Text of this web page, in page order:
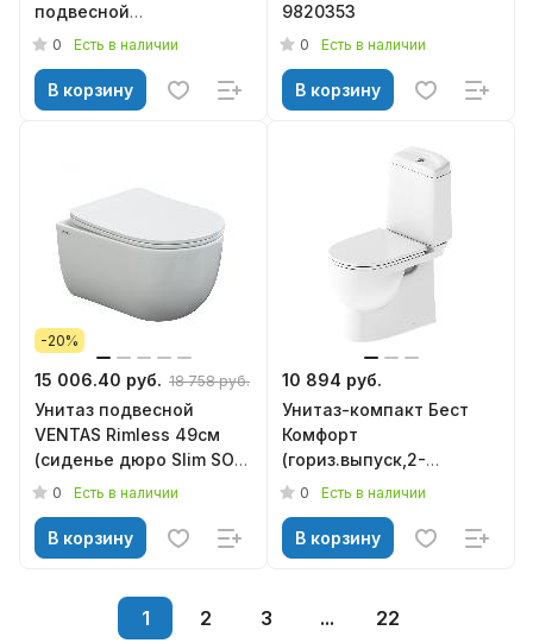
подвесной
безоб,крепеж,белый
СИДЕНЬЯ, KERAMA
MARAZZI
0 Есть в наличии
В корзину
9820353
0 Есть в наличии
В корзину
-20%
15 006.40 руб. 18 758 руб.
Унитаз подвесной
VENTAS Rimless 49см
(сиденье дюро Slim SO
м/лифт, быстросъём)
0 Есть в наличии
В корзину
10 894 руб.
Унитаз-компакт Бест
Комфорт
(гориз.выпуск,2-
реж.арм, ниж.подв,
LUXE
0 Есть в наличии
В корзину
1 2 3 ... 22